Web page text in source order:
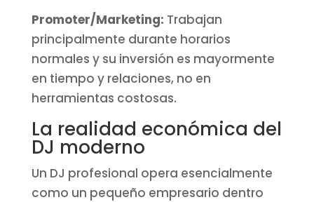
Promoter/Marketing: Trabajan
principalmente durante horarios
normales y su inversión es mayormente
en tiempo y relaciones, no en
herramientas costosas.
La realidad económica del
DJ moderno
Un DJ profesional opera esencialmente
como un pequeño empresario dentro